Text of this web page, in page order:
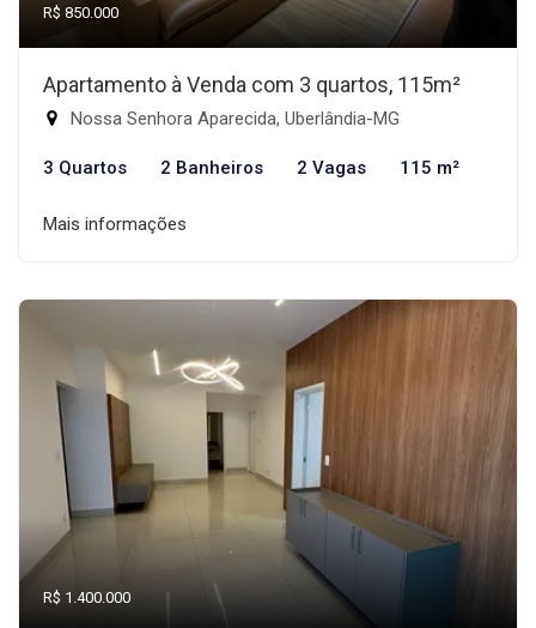
R$ 850.000
Apartamento à Venda com 3 quartos, 115m²
Nossa Senhora Aparecida, Uberlândia-MG
3 Quartos 2 Banheiros 2 Vagas 115 m²
Mais informações
R$ 1.400.000